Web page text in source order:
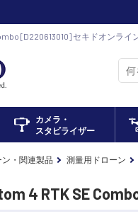
[D220613010] セキドオンラ
カメラ・
スタビライザー
・関連製品 測量用ドローン
4 RTK SE